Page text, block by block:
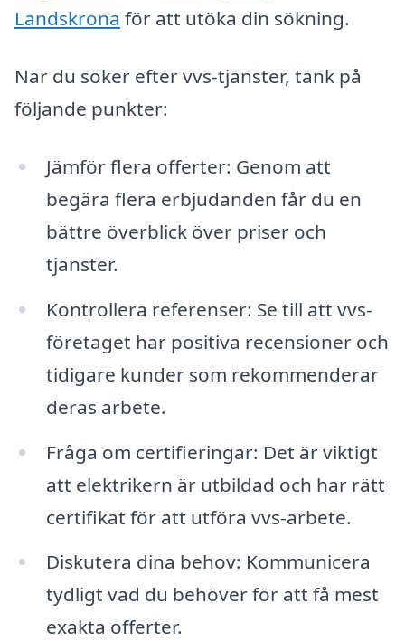
Landskrona för att utöka din sökning.
När du söker efter vvs-tjänster, tänk på
följande punkter:
Jämför flera offerter: Genom att
begära flera erbjudanden får du en
bättre överblick över priser och
tjänster.
Kontrollera referenser: Se till att vvs-
företaget har positiva recensioner och
tidigare kunder som rekommenderar
deras arbete.
Fråga om certifieringar: Det är viktigt
att elektrikern är utbildad och har rätt
certifikat för att utföra vvs-arbete.
Diskutera dina behov: Kommunicera
tydligt vad du behöver för att få mest
exakta offerter.